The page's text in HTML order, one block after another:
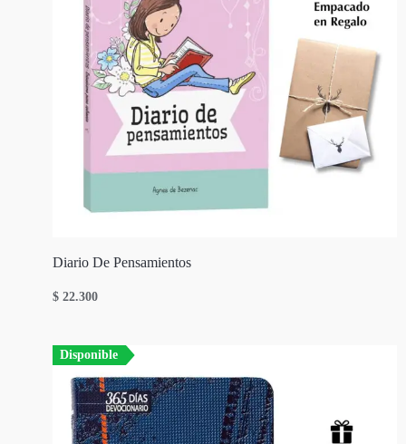
Diario De Pensamientos
$ 22.300
Disponible